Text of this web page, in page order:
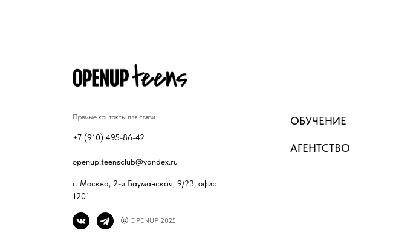
г. Москва, 2-я Бауманская, 9/23, офис
1201
+7 (910) 495-86-42
ⓒ OPENUP 2025
openup.teensclub@yandex.ru
Прямые контакты для связи: ОБУЧЕНИЕ
АГЕНТСТВО